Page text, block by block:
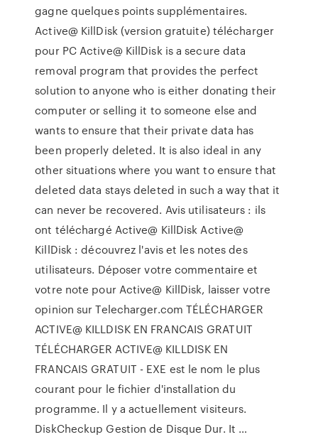
gagne quelques points supplémentaires.
Active@ KillDisk (version gratuite) télécharger
pour PC Active@ KillDisk is a secure data
removal program that provides the perfect
solution to anyone who is either donating their
computer or selling it to someone else and
wants to ensure that their private data has
been properly deleted. It is also ideal in any
other situations where you want to ensure that
deleted data stays deleted in such a way that it
can never be recovered. Avis utilisateurs : ils
ont téléchargé Active@ KillDisk Active@
KillDisk : découvrez l'avis et les notes des
utilisateurs. Déposer votre commentaire et
votre note pour Active@ KillDisk, laisser votre
opinion sur Telecharger.com TÉLÉCHARGER
ACTIVE@ KILLDISK EN FRANCAIS GRATUIT
TÉLÉCHARGER ACTIVE@ KILLDISK EN
FRANCAIS GRATUIT - EXE est le nom le plus
courant pour le fichier d'installation du
programme. Il y a actuellement visiteurs.
DiskCheckup Gestion de Disque Dur. It …